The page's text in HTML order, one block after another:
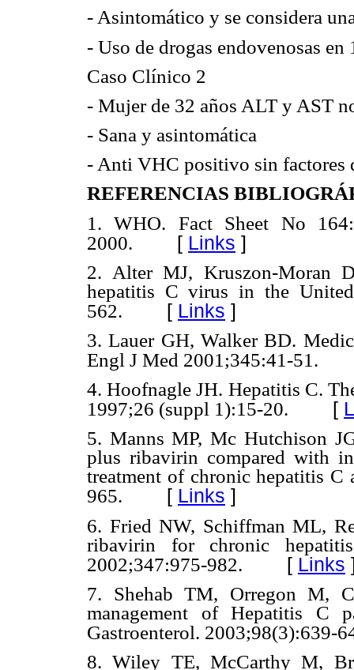
- Asintomático y se considera
- Uso de drogas endovenosas en
Caso Clínico 2
- Mujer de 32 años ALT y AST
- Sana y asintomática
- Anti VHC positivo sin factores
REFERENCIAS
1. WHO. Fact Sheet No
2000. [ Links ]
2. Alter MJ, Kruszon-Moran
hepatitis C virus in the
562. [ Links ]
3. Lauer GH, Walker BD.
Engl J Med 2001;345:41-51.
4. Hoofnagle JH. Hepatitis C.
1997;26 (suppl 1):15-20. [
5. Manns MP, Mc Hutchison
plus ribavirin compared with
treatment of chronic hepatitis C
965. [ Links ]
6. Fried NW, Schiffman ML,
ribavirin for chronic
2002;347:975-982. [ Links
7. Shehab TM, Orregon M,
management of Hepatitis C
Gastroenterol. 2003;98(3):639-
8. Wiley TE, McCarthy M,